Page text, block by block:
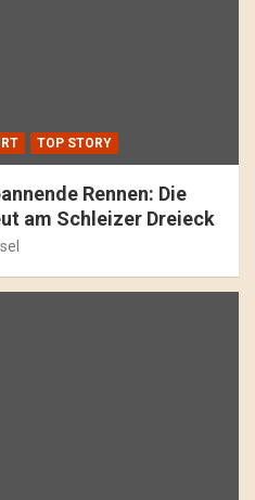
TOP STORY
Rennen: Die
am Schleizer Dreieck